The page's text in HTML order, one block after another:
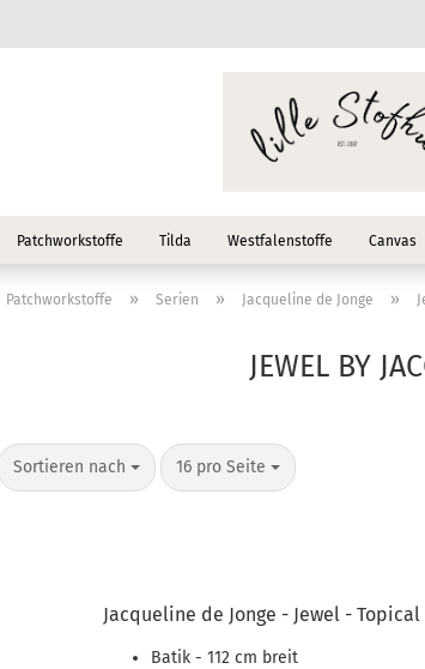
Patchworkstoffe Tilda Westfalenstoffe Canvas
Patchworkstoffe » Serien » Jacqueline de Jonge »
JEWEL BY
Sortieren nach
Sortieren nach 16 pro Seite
pro Seite
Jacqueline de Jonge - Jewel - Topical
Batik - 112 cm breit